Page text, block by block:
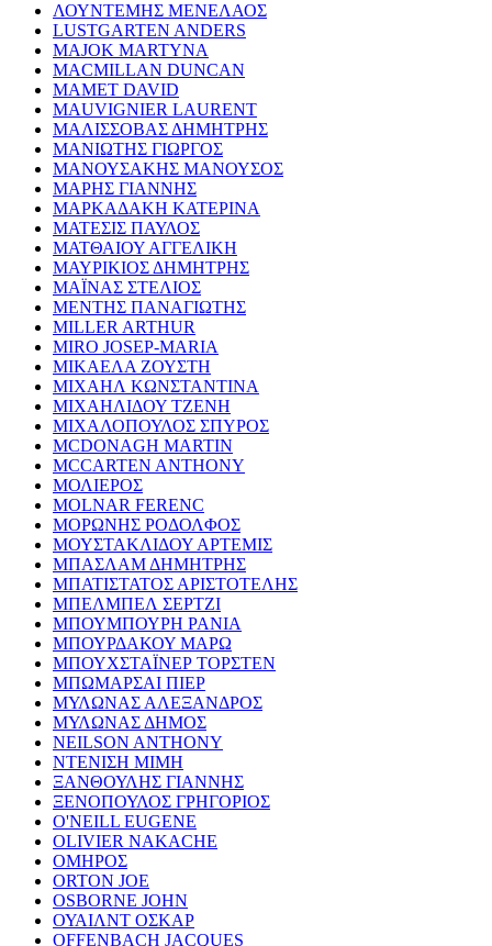
ΛΟΥΝΤΕΜΗΣ ΜΕΝΕΛΑΟΣ
LUSTGARTEN ANDERS
MAJOK MARTYNA
MACMILLAN DUNCAN
MAMET DAVID
MAUVIGNIER LAURENT
ΜΑΛΙΣΣΟΒΑΣ ΔΗΜΗΤΡΗΣ
ΜΑΝΙΩΤΗΣ ΓΙΩΡΓΟΣ
ΜΑΝΟΥΣΑΚΗΣ ΜΑΝΟΥΣΟΣ
ΜΑΡΗΣ ΓΙΑΝΝΗΣ
ΜΑΡΚΑΔΑΚΗ ΚΑΤΕΡΙΝΑ
ΜΑΤΕΣΙΣ ΠΑΥΛΟΣ
ΜΑΤΘΑΙΟΥ ΑΓΓΕΛΙΚΗ
ΜΑΥΡΙΚΙΟΣ ΔΗΜΗΤΡΗΣ
ΜΑΪΝΑΣ ΣΤΕΛΙΟΣ
ΜΕΝΤΗΣ ΠΑΝΑΓΙΩΤΗΣ
MILLER ARTHUR
MIRO JOSEP-MARIA
ΜΙΚΑΕΛΑ ΖΟΥΣΤΗ
ΜΙΧΑΗΛ ΚΩΝΣΤΑΝΤΙΝΑ
ΜΙΧΑΗΛΙΔΟΥ ΤΖΕΝΗ
ΜΙΧΑΛΟΠΟΥΛΟΣ ΣΠΥΡΟΣ
MCDONAGH MARTIN
MCCARTEN ANTHONY
ΜΟΛΙΕΡΟΣ
MOLNAR FERENC
ΜΟΡΩΝΗΣ ΡΟΔΟΛΦΟΣ
ΜΟΥΣΤΑΚΛΙΔΟΥ ΑΡΤΕΜΙΣ
ΜΠΑΣΛΑΜ ΔΗΜΗΤΡΗΣ
ΜΠΑΤΙΣΤΑΤΟΣ ΑΡΙΣΤΟΤΕΛΗΣ
ΜΠΕΛΜΠΕΛ ΣΕΡΤΖΙ
ΜΠΟΥΜΠΟΥΡΗ ΡΑΝΙΑ
ΜΠΟΥΡΔΑΚΟΥ ΜΑΡΩ
ΜΠΟΥΧΣΤΑΪΝΕΡ ΤΟΡΣΤΕΝ
ΜΠΩΜΑΡΣΑΙ ΠΙΕΡ
ΜΥΛΩΝΑΣ ΑΛΕΞΑΝΔΡΟΣ
ΜΥΛΩΝΑΣ ΔΗΜΟΣ
NEILSON ANTHONY
ΝΤΕΝΙΣΗ ΜΙΜΗ
ΞΑΝΘΟΥΛΗΣ ΓΙΑΝΝΗΣ
ΞΕΝΟΠΟΥΛΟΣ ΓΡΗΓΟΡΙΟΣ
O'NEILL EUGENE
OLIVIER NAKACHE
ΟΜΗΡΟΣ
ORTON JOE
OSBORNE JOHN
ΟΥΑΙΛΝΤ ΟΣΚΑΡ
OFFENBACH JACQUES